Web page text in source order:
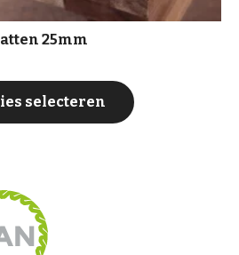
25mm
selecteren